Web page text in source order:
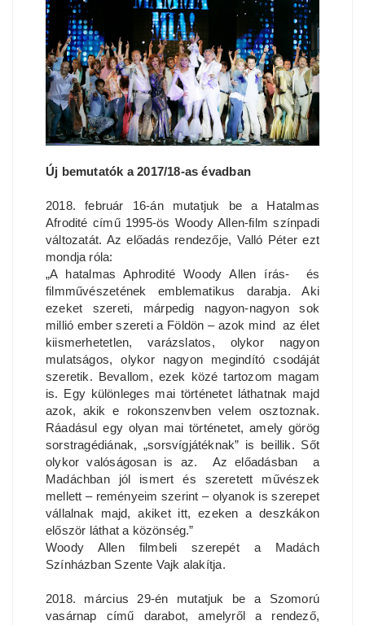
Új bemutatók a 2017/18-as évadban
2018. február 16-án mutatjuk be a Hatalmas
Afrodité című 1995-ös Woody Allen-film színpadi
változatát. Az előadás rendezője, Valló Péter ezt
mondja róla:
„A hatalmas Aphrodité Woody Allen írás- és
filmművészetének emblematikus darabja. Aki
ezeket szereti, márpedig nagyon-nagyon sok
millió ember szereti a Földön – azok mind az élet
kiismerhetetlen, varázslatos, olykor nagyon
mulatságos, olykor nagyon megindító csodáját
szeretik. Bevallom, ezek közé tartozom magam
is. Egy különleges mai történetet láthatnak majd
azok, akik e rokonszenvben velem osztoznak.
Ráadásul egy olyan mai történetet, amely görög
sorstragédiának, „sorsvígjátéknak” is beillik. Sőt
olykor valóságosan is az. Az előadásban a
Madáchban jól ismert és szeretett művészek
mellett – reményeim szerint – olyanok is szerepet
vállalnak majd, akiket itt, ezeken a deszkákon
először láthat a közönség.”
Woody Allen filmbeli szerepét a Madách
Színházban Szente Vajk alakítja.
2018. március 29-én mutatjuk be a Szomorú
vasárnap című darabot, amelyről a rendező,